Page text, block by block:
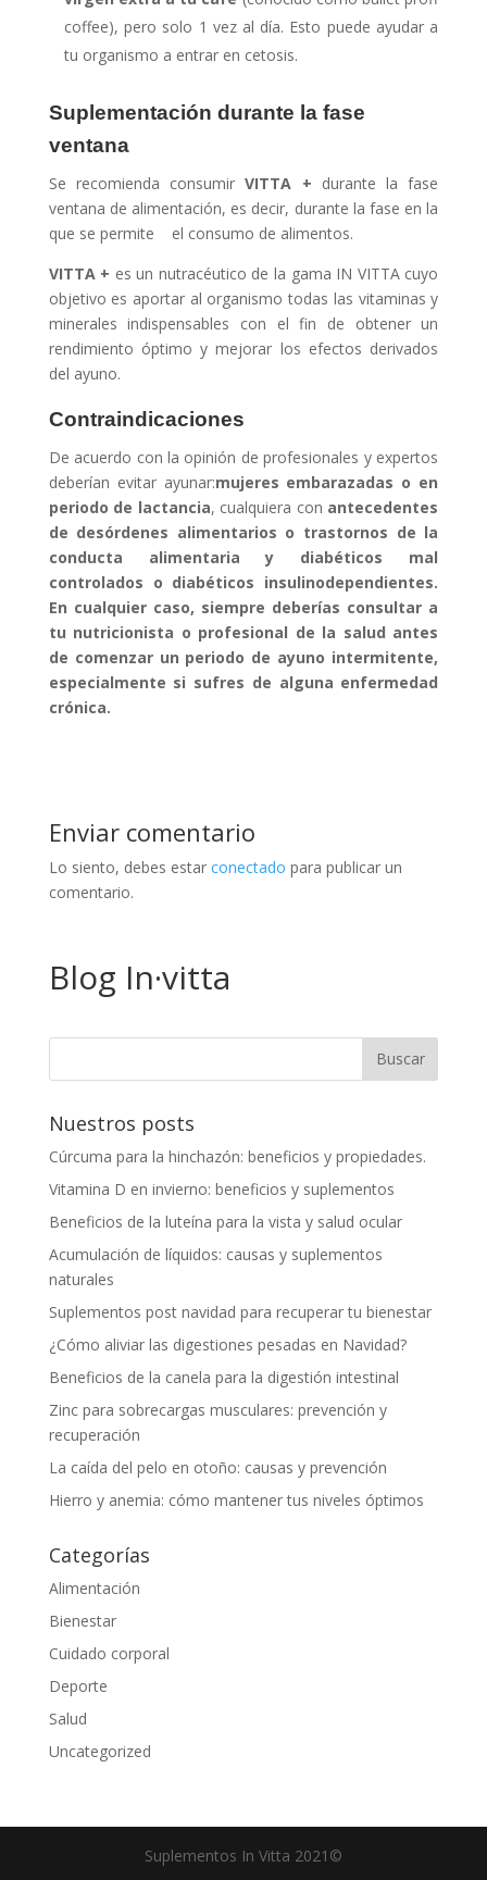
coffee), pero solo 1 vez al día. Esto puede ayudar a
tu organismo a entrar en cetosis.
Suplementación durante la fase
ventana
Se recomienda consumir VITTA + durante la fase
ventana de alimentación, es decir, durante la fase en la
que se permite el consumo de alimentos.
VITTA + es un nutracéutico de la gama IN VITTA cuyo
objetivo es aportar al organismo todas las vitaminas y
minerales indispensables con el fin de obtener un
rendimiento óptimo y mejorar los efectos derivados
del ayuno.
Contraindicaciones
De acuerdo con la opinión de profesionales y expertos
deberían evitar ayunar:mujeres embarazadas o en
periodo de lactancia, cualquiera con antecedentes
de desórdenes alimentarios o trastornos de la
conducta alimentaria y diabéticos mal
controlados o diabéticos insulinodependientes.
En cualquier caso, siempre deberías consultar a
tu nutricionista o profesional de la salud antes
de comenzar un periodo de ayuno intermitente,
especialmente si sufres de alguna enfermedad
crónica.
Enviar comentario
Lo siento, debes estar conectado para publicar un
comentario.
Blog In·vitta
Nuestros posts
Cúrcuma para la hinchazón: beneficios y propiedades.
Vitamina D en invierno: beneficios y suplementos
Beneficios de la luteína para la vista y salud ocular
Acumulación de líquidos: causas y suplementos
naturales
Suplementos post navidad para recuperar tu bienestar
¿Cómo aliviar las digestiones pesadas en Navidad?
Beneficios de la canela para la digestión intestinal
Zinc para sobrecargas musculares: prevención y
recuperación
La caída del pelo en otoño: causas y prevención
Hierro y anemia: cómo mantener tus niveles óptimos
Categorías
Alimentación
Bienestar
Cuidado corporal
Deporte
Salud
Uncategorized
Suplementos In Vitta 2021©